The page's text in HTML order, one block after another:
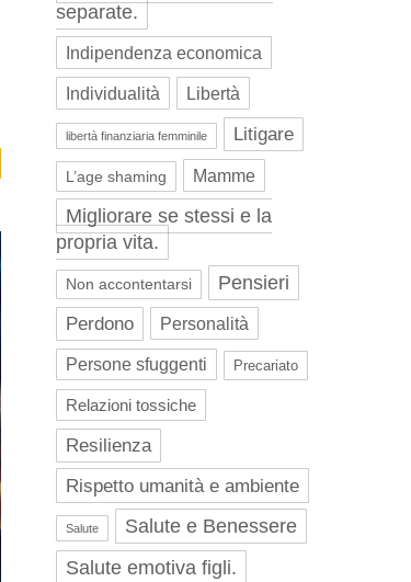
separate.
Indipendenza economica
Individualità Libertà
libertà finanziaria femminile Litigare
L’age shaming Mamme
Migliorare se stessi e la
propria vita.
Non accontentarsi Pensieri
Perdono Personalità
Persone sfuggenti Precariato
Relazioni tossiche
Resilienza
Rispetto umanità e ambiente
Salute
Salute e Benessere
Salute emotiva figli.